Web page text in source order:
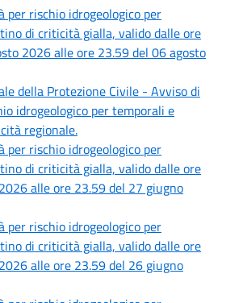
per rischio idrogeologico per
di criticità gialla, valido dalle ore
2026 alle ore 23.59 del 06 agosto
della Protezione Civile - Avviso di
idrogeologico per temporali e
regionale.
per rischio idrogeologico per
di criticità gialla, valido dalle ore
alle ore 23.59 del 27 giugno
per rischio idrogeologico per
di criticità gialla, valido dalle ore
alle ore 23.59 del 26 giugno